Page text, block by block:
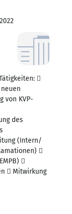

von KVP-
des
(Intern/


 Mitwirkung